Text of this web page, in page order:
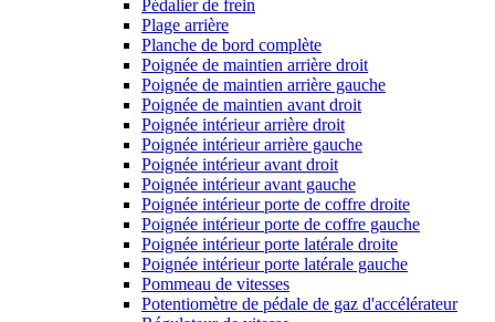
Pédalier de frein
Plage arrière
Planche de bord complète
Poignée de maintien arrière droit
Poignée de maintien arrière gauche
Poignée de maintien avant droit
Poignée intérieur arrière droit
Poignée intérieur arrière gauche
Poignée intérieur avant droit
Poignée intérieur avant gauche
Poignée intérieur porte de coffre droite
Poignée intérieur porte de coffre gauche
Poignée intérieur porte latérale droite
Poignée intérieur porte latérale gauche
Pommeau de vitesses
Potentiomètre de pédale de gaz d'accélérateur